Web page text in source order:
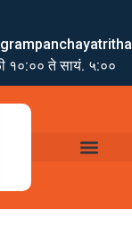
१०:०० ते सायं. ५:००